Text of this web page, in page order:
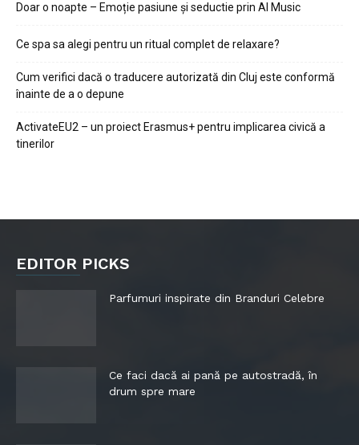
Doar o noapte – Emoție pasiune și seductie prin AI Music
Ce spa sa alegi pentru un ritual complet de relaxare?
Cum verifici dacă o traducere autorizată din Cluj este conformă
înainte de a o depune
ActivateEU2 – un proiect Erasmus+ pentru implicarea civică a
tinerilor
EDITOR PICKS
Parfumuri inspirate din Branduri Celebre
Ce faci dacă ai pană pe autostradă, în
drum spre mare